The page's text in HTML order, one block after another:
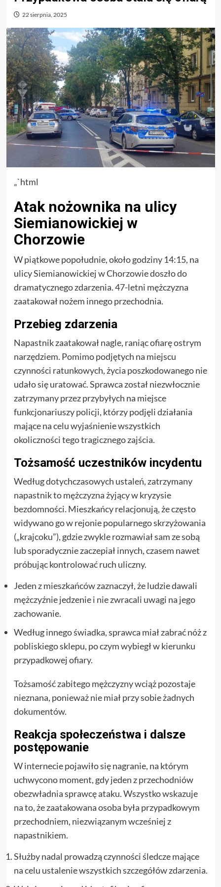
22 sierpnia, 2025
„`html
Atak nożownika na ulicy
Siemianowickiej w
Chorzowie
W piątkowe popołudnie, około godziny 14:15, na
ulicy Siemianowickiej w Chorzowie doszło do
dramatycznego zdarzenia. 47-letni mężczyzna
zaatakował nożem innego przechodnia.
Przebieg zdarzenia
Napastnik zaatakował nagle, raniąc ofiarę ostrym
narzędziem. Pomimo podjętych na miejscu
czynności ratunkowych, życia poszkodowanego nie
udało się uratować. Sprawca został niezwłocznie
zatrzymany przez przybyłych na miejsce
funkcjonariuszy policji, którzy podjęli działania
mające na celu wyjaśnienie wszystkich
okoliczności tego tragicznego zajścia.
Tożsamość uczestników incydentu
Według dotychczasowych ustaleń, zatrzymany
napastnik to mężczyzna żyjący w kryzysie
bezdomności. Mieszkańcy relacjonują, że często
widywano go w rejonie popularnego skrzyżowania
(„krajcoku”), gdzie zwykle rozmawiał sam ze sobą
lub sporadycznie zaczepiał innych, czasem nawet
próbując kontrolować ruch uliczny.
Jeden z mieszkańców zaznaczył, że ludzie dawali
mężczyźnie jedzenie i nie zwracali uwagi na jego
zachowanie.
Według innego świadka, sprawca miał zabrać nóż z
pobliskiego sklepu, po czym wybiegł w kierunku
przypadkowej ofiary.
Tożsamość zabitego mężczyzny wciąż pozostaje
nieznana, ponieważ nie miał przy sobie żadnych
dokumentów.
Reakcja społeczeństwa i dalsze
postępowanie
W internecie pojawiło się nagranie, na którym
uchwycono moment, gdy jeden z przechodniów
obezwładnia sprawcę ataku. Wszystko wskazuje
na to, że zaatakowana osoba była przypadkowym
przechodniem, niezwiązanym wcześniej z
napastnikiem.
Służby nadal prowadzą czynności śledcze mające
na celu ustalenie wszystkich szczegółów zdarzenia.